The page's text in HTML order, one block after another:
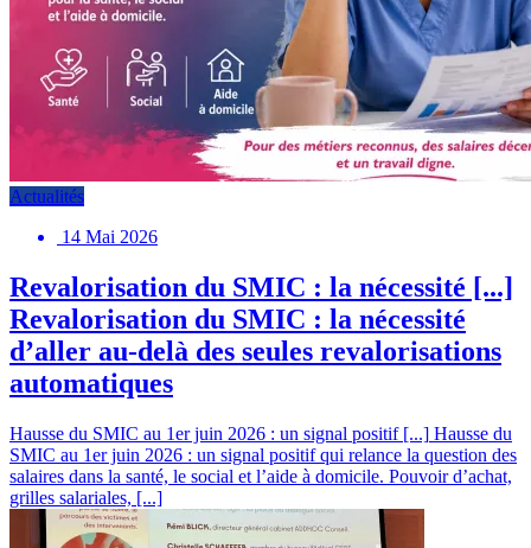
Actualités
14 Mai 2026
Revalorisation du SMIC : la nécessité [...]
Revalorisation du SMIC : la nécessité
d’aller au-delà des seules revalorisations
automatiques
Hausse du SMIC au 1er juin 2026 : un signal positif [...] Hausse du
SMIC au 1er juin 2026 : un signal positif qui relance la question des
salaires dans la santé, le social et l’aide à domicile. Pouvoir d’achat,
grilles salariales, [...]